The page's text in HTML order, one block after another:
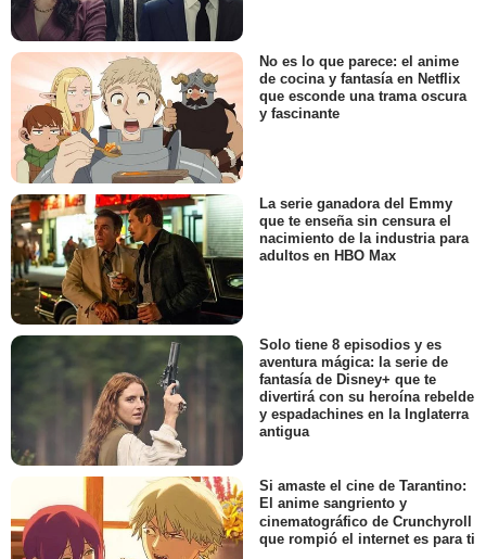
No es lo que parece: el anime
de cocina y fantasía en Netflix
que esconde una trama oscura
y fascinante
La serie ganadora del Emmy
que te enseña sin censura el
nacimiento de la industria para
adultos en HBO Max
Solo tiene 8 episodios y es
aventura mágica: la serie de
fantasía de Disney+ que te
divertirá con su heroína rebelde
y espadachines en la Inglaterra
antigua
Si amaste el cine de Tarantino:
El anime sangriento y
cinematográfico de Crunchyroll
que rompió el internet es para ti